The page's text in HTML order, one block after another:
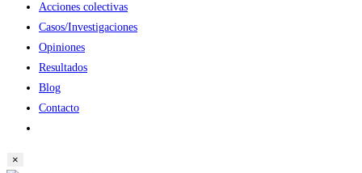
Acciones colectivas
Casos/Investigaciones
Opiniones
Resultados
Blog
Contacto
×